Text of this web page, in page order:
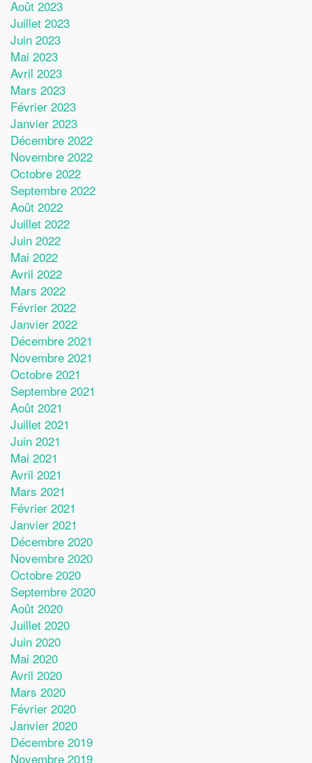
Août 2023
Juillet 2023
Juin 2023
Mai 2023
Avril 2023
Mars 2023
Février 2023
Janvier 2023
Décembre 2022
Novembre 2022
Octobre 2022
Septembre 2022
Août 2022
Juillet 2022
Juin 2022
Mai 2022
Avril 2022
Mars 2022
Février 2022
Janvier 2022
Décembre 2021
Novembre 2021
Octobre 2021
Septembre 2021
Août 2021
Juillet 2021
Juin 2021
Mai 2021
Avril 2021
Mars 2021
Février 2021
Janvier 2021
Décembre 2020
Novembre 2020
Octobre 2020
Septembre 2020
Août 2020
Juillet 2020
Juin 2020
Mai 2020
Avril 2020
Mars 2020
Février 2020
Janvier 2020
Décembre 2019
Novembre 2019